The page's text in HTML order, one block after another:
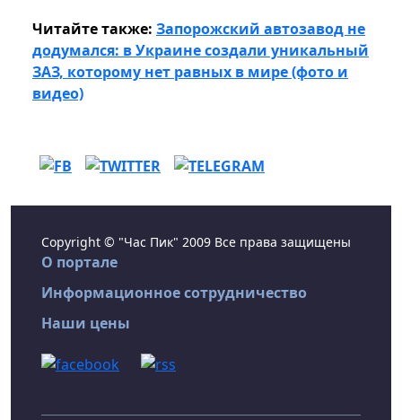
Читайте также: Запорожский автозавод не
додумался: в Украине создали уникальный
ЗАЗ, которому нет равных в мире (фото и
видео)
Copyright © "Час Пик" 2009 Все права защищены
О портале
Информационное сотрудничество
Наши цены